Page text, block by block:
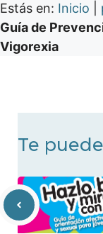
Estás en: Inicio
Guía de
Vigorexia
Te